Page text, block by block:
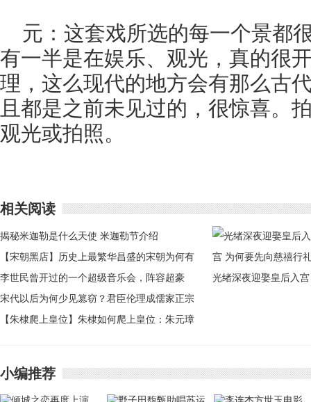
元：这套戏所选的每一个景都
有一半是在娱乐、观光，真的很
理，这么现代的地方会有那么古
且都是之前未见过的，很惊喜。
观光或拍照。
相关阅读
揭秘米迦勒是什么天使 米迦勒节介绍
【宋朝黑店】历史上最繁华昌盛的宋朝为何有
如此多的黑店
李世民曾开过的一个超级音乐会，阵容超豪
华，远超想象
宋代以后为何少见篡窃？君臣伦理成儒家正宗
【朱棣爬上皇位】朱棣如何爬上皇位：朱元璋
光绪深夜迎娶皇后入宫
小编推荐